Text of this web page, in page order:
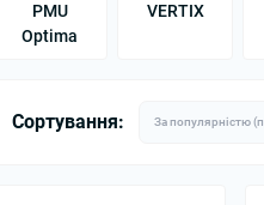
PMU
Optima
VERTIX
Сортування: